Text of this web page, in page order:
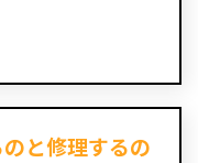
と修理するの